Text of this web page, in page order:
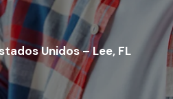
Unidos – Lee, FL